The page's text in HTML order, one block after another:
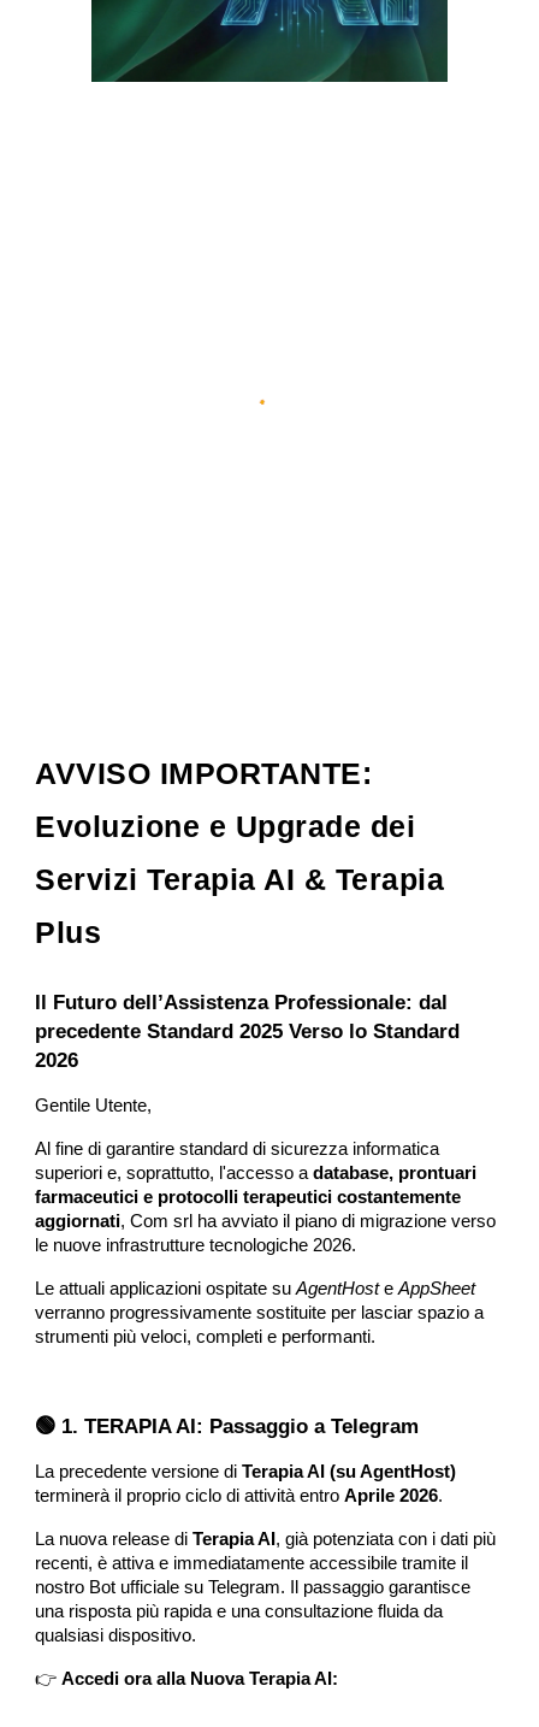
AVVISO IMPORTANTE:
Evoluzione e Upgrade dei
Servizi Terapia AI & Terapia
Plus
Il Futuro dell’Assistenza Professionale: dal
precedente Standard 2025 Verso lo Standard
2026
Gentile Utente,
Al fine di garantire standard di sicurezza informatica
superiori e, soprattutto, l'accesso adatabase, prontuari
farmaceutici e protocolli terapeutici costantemente
aggiornati, Com srl ha avviato il piano di migrazione verso
le nuove infrastrutture tecnologiche 2026.
Le attuali applicazioni ospitate suAgentHosteAppSheet
verranno progressivamente sostituite per lasciar spazio a
strumenti più veloci, completi e performanti.
🟢 1. TERAPIA AI: Passaggio a Telegram
La precedente versione diTerapia AI (su AgentHost)
terminerà il proprio ciclo di attività entroAprile 2026.
La nuova release diTerapia AI , già potenziata con i dati più
recenti, è attiva e immediatamente accessibile tramite il
nostro Bot ufficiale su Telegram. Il passaggio garantisce
una risposta più rapida e una consultazione fluida da
qualsiasi dispositivo.
👉Accedi ora alla Nuova Terapia AI: